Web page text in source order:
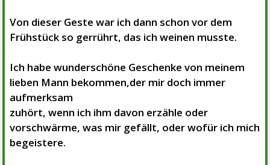
Von dieser Geste war ich dann schon vor dem
Frühstück so gerrührt, das ich weinen musste.
Ich habe wunderschöne Geschenke von meinem
lieben Mann bekommen,der mir doch immer
aufmerksam
zuhört, wenn ich ihm davon erzähle oder
vorschwärme, was mir gefällt, oder wofür ich mich
begeistere.